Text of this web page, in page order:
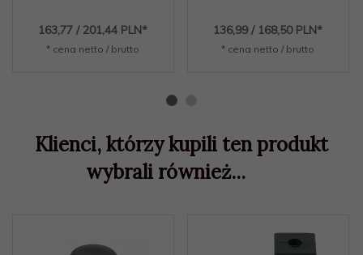
163,77 / 201,44 PLN*
* cena netto / brutto
136,99 / 168,50 PLN*
* cena netto / brutto
Klienci, którzy kupili ten produkt
wybrali również...